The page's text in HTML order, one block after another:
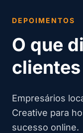
DEPOIMENTOS
O que
Empresários
Creative para
sucesso online.